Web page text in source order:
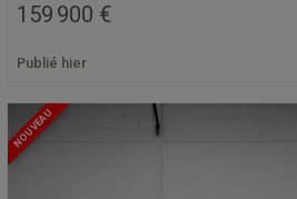
159 900 €
Publié hier
NOUVEAU